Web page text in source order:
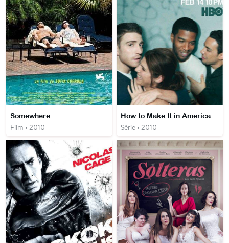
Somewhere
Film • 2010
How to Make It in America
Série • 2010